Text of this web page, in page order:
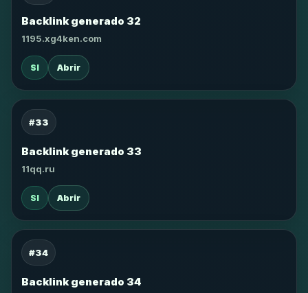
Backlink generado 32
1195.xg4ken.com
SI Abrir
#33
Backlink generado 33
11qq.ru
SI Abrir
#34
Backlink generado 34